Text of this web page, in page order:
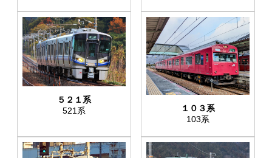
５２１系
521系
１０３系
103系